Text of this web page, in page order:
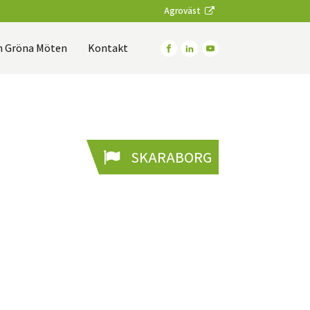
Agroväst
Gröna Möten Kontakt
SKARABORG